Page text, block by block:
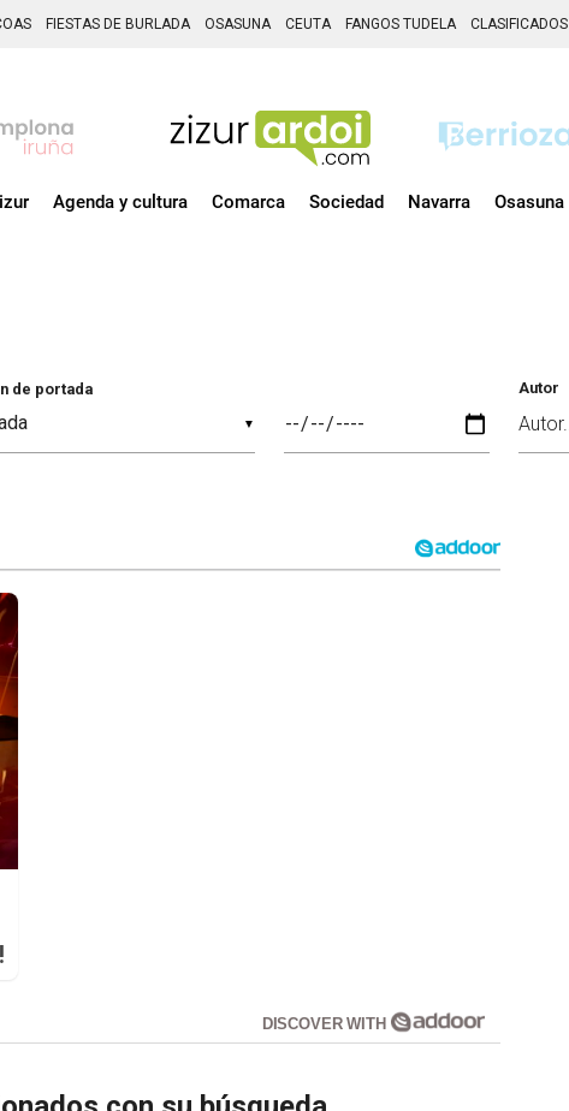
FIESTAS DE BURLADA OSASUNA CEUTA FANGOS TUDELA CLASIFICADOS
Agenda y cultura Comarca Sociedad Navarra Osasuna
▼
de portada Autor
DISCOVER WITH